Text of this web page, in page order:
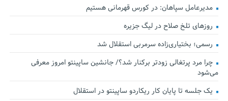
مدیرعامل سپاهان: در کورس قهرمانی هستیم
روزهای تلخ صلاح در لیگ جزیره
رسمی؛ بختیاری‌زاده سرمربی استقلال شد
چرا مرد پرتغالی زودتر برکنار شد؟/ جانشین ساپینتو امروز معرفی
می‌شود
یک جلسه تا پایان کار ریکاردو ساپینتو در استقلال